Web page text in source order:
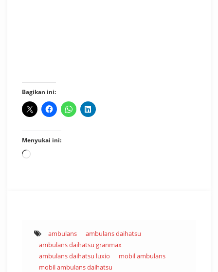
Bagikan ini:
Menyukai ini:
Memuat...
ambulans
ambulans daihatsu
ambulans daihatsu granmax
ambulans daihatsu luxio
mobil ambulans
mobil ambulans daihatsu